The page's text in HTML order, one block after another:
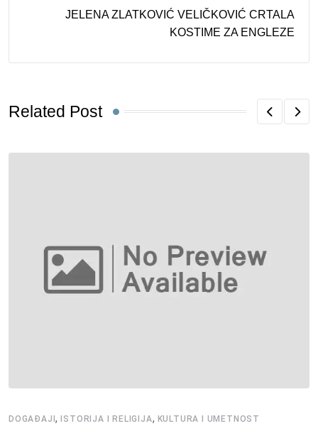
JELENA ZLATKOVIĆ VELIČKOVIĆ CRTALA
KOSTIME ZA ENGLEZE
Related Post
DOGAĐAJI, ISTORIJA I RELIGIJA, KULTURA I UMETNOST